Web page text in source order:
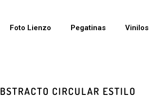
Foto Lienzo Pegatinas Vinilos
CIRCULAR ESTILO